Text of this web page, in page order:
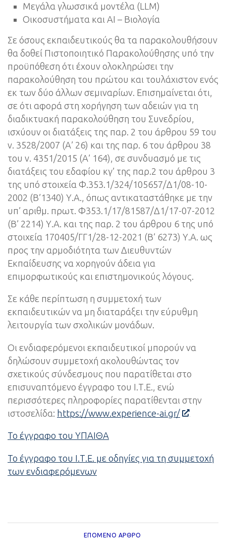
Μεγάλα γλωσσικά μοντέλα (LLM)
Οικοσυστήματα και AI – Βιολογία
Σε όσους εκπαιδευτικούς θα τα παρακολουθήσουν
θα δοθεί Πιστοποιητικό Παρακολούθησης υπό την
προϋπόθεση ότι έχουν ολοκληρώσει την
παρακολούθηση του πρώτου και τουλάχιστον ενός
εκ των δύο άλλων σεμιναρίων. Επισημαίνεται ότι,
σε ότι αφορά στη χορήγηση των αδειών για τη
διαδικτυακή παρακολούθηση του Συνεδρίου,
ισχύουν οι διατάξεις της παρ. 2 του άρθρου 59 του
ν. 3528/2007 (Α’ 26) και της παρ. 6 του άρθρου 38
του ν. 4351/2015 (Α’ 164), σε συνδυασμό με τις
διατάξεις του εδαφίου κγ’ της παρ.2 του άρθρου 3
της υπό στοιχεία Φ.353.1/324/105657/Δ1/08-10-
2002 (Β’1340) Υ.Α., όπως αντικαταστάθηκε με την
υπ’ αριθμ. πρωτ. Φ353.1/17/81587/Δ1/17-07-2012
(Β’ 2214) Υ.Α. και της παρ. 2 του άρθρου 6 της υπό
στοιχεία 170405/ΓΓ1/28-12-2021 (Β’ 6273) Υ.Α. ως
προς την αρμοδιότητα των Διευθυντών
Εκπαίδευσης να χορηγούν άδεια για
επιμορφωτικούς και επιστημονικούς λόγους.
Σε κάθε περίπτωση η συμμετοχή των
εκπαιδευτικών να μη διαταράξει την εύρυθμη
λειτουργία των σχολικών μονάδων.
Οι ενδιαφερόμενοι εκπαιδευτικοί μπορούν να
δηλώσουν συμμετοχή ακολουθώντας τον
σχετικούς σύνδεσμους που παρατίθεται στο
επισυναπτόμενο έγγραφο του Ι.Τ.Ε., ενώ
περισσότερες πληροφορίες παρατίθενται στην
ιστοσελίδα: https://www.experience-ai.gr/
Το έγγραφο του ΥΠΑΙΘΑ
Το έγγραφο του Ι.Τ.Ε. με οδηγίες για τη συμμετοχή
των ενδιαφερόμενων
ΕΠΌΜΕΝΟ ΆΡΘΡΟ